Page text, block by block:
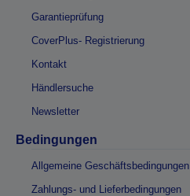
Garantieprüfung
CoverPlus- Registrierung
Kontakt
Händlersuche
Newsletter
Bedingungen
Allgemeine Geschäftsbedingungen
Zahlungs- und Lieferbedingungen